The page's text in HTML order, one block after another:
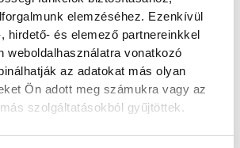
elemzéséhez. Ezenkívül
hirdető- és elemező partnereinkkel
weboldalhasználatra vonatkozó
az adatokat más olyan
Ön adott meg számukra vagy az
szolgáltatásokból gyűjtöttek.
az alábbi galériánkban is